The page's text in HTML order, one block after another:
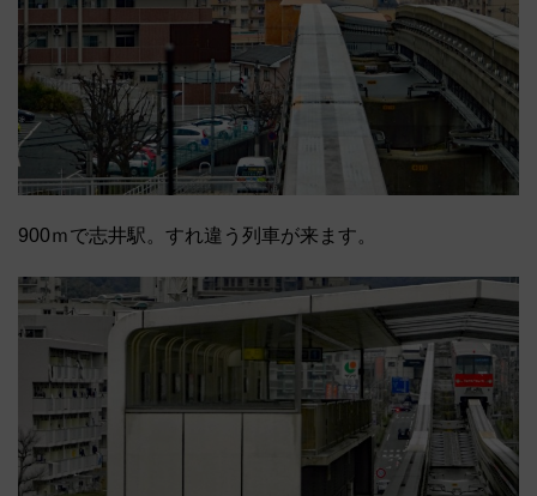
900ｍで志井駅。すれ違う列車が来ます。